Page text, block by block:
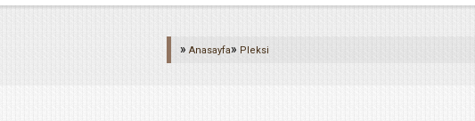
» Anasayfa» Pleksi